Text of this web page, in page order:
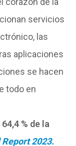
servicios
las
aplicaciones
se hacen
todo en
64,4 % dela
2023.